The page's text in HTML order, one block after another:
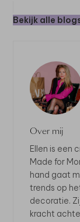
Bekijk alle
Over mij
Ellen is een
Made for
hand gaat
trends op
decoratie.
kracht